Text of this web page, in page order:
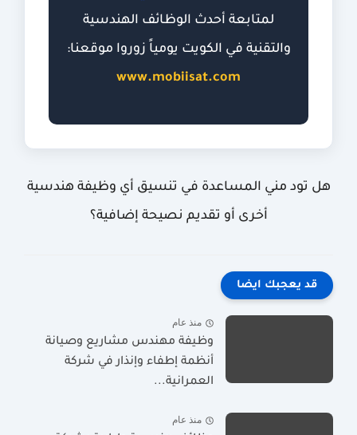
لمتابعة أحدث الوظائف الهندسية
والتقنية في الكويت يومياً زوروا موقعنا:
www.mobiisat.com
هل تود مني المساعدة في تنسيق أي وظيفة هندسية
أخرى أو تقديم نصيحة إضافية؟
قد يعجبك ايضا
منذ عام
وظيفة مهندس مشاريع وصيانة
أنظمة إطفاء وإنذار في شركة
العمرانية...
منذ عام